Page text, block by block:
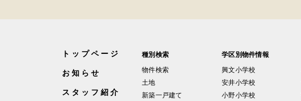
トップページ
お知らせ
スタッフ紹介
種別検索
物件検索
土地
新築一戸建て
学区別物件情報
興文小学校
安井小学校
小野小学校